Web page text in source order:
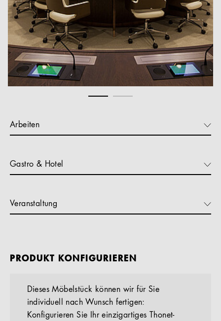
Arbeiten
Gastro & Hotel
Veranstaltung
PRODUKT KONFIGURIEREN
Dieses Möbelstück können wir für Sie
individuell nach Wunsch fertigen:
Konfigurieren Sie Ihr einzigartiges Thonet-